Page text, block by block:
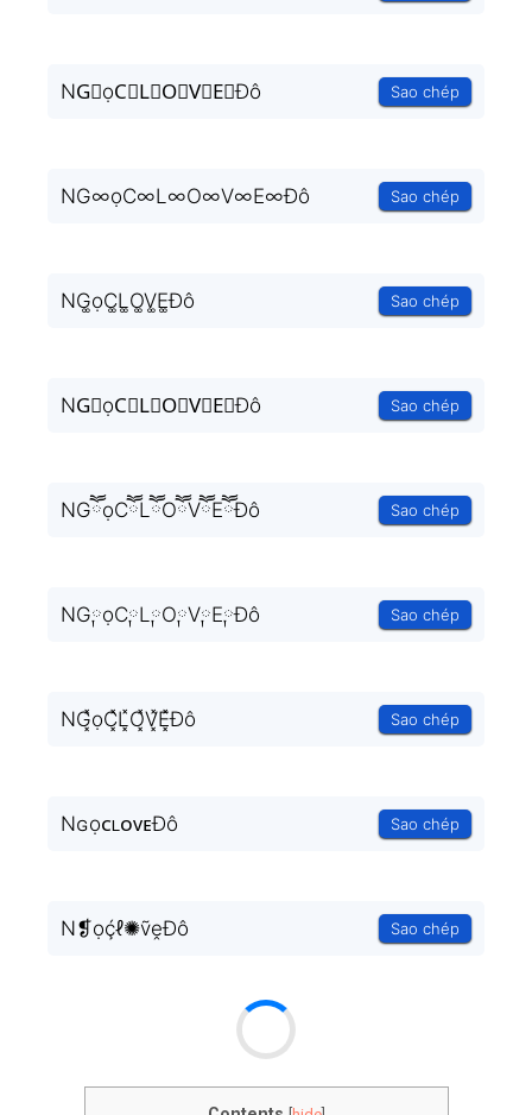
NG⃒ọC⃒L⃒O⃒V⃒E⃒Đô Sao chép
NG∞ọC∞L∞O∞V∞E∞Đô Sao chép
NG͚ọC͚L͚O͚V͚E͚Đô Sao chép
NG⃒ọC⃒L⃒O⃒V⃒E⃒Đô Sao chép
NGཽọCཽLཽOཽVཽEཽĐô Sao chép
NG༙ọC༙L༙O༙V༙E༙Đô Sao chép
NG͓̽ọC͓̽L͓̽O͓̽V͓̽E͓̽Đô Sao chép
NɢọᴄʟᴏᴠᴇĐô Sao chép
N❡ọḉℓ✺ṽḙĐô Sao chép